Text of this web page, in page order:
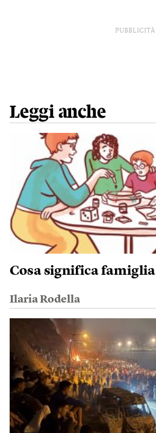
PUBBLICITÀ
Leggi anche
Cosa significa famiglia
Ilaria Rodella